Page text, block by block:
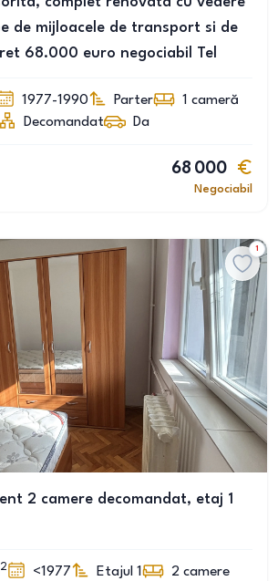
de mijloacele de transport si de
68.000 euro negociabil Tel
1977-1990 Parter 1 cameră
Decomandat
Da
68 000
Negociabil
1
2 camere decomandat, etaj 1
2 <1977 Etajul 1 2 camere